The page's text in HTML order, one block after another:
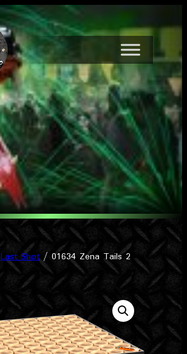
Last Shot/ 01634 Zena Tails 2